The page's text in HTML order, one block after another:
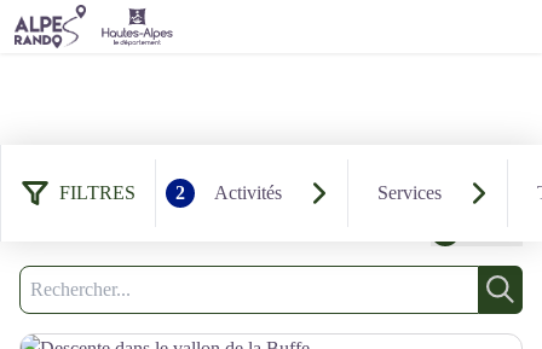
FILTRES 2 Activités Services
220 résultats randonnées : VTT
Filtrer
Recherche